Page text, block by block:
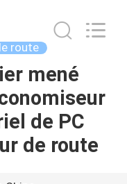
route
mené
de PC
de route